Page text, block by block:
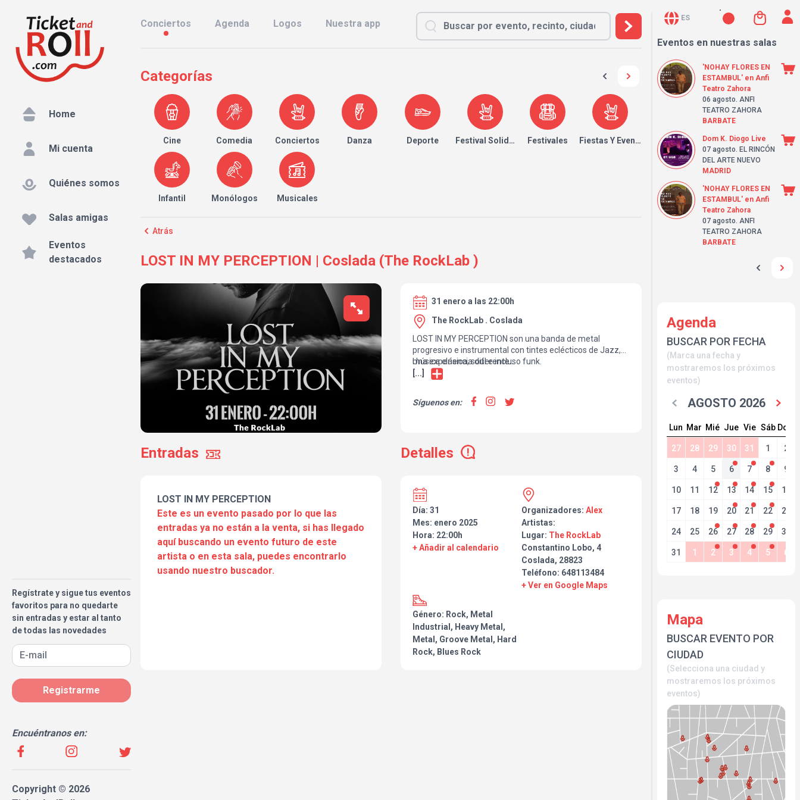
Home
Mi cuenta
Quiénes somos
Salas amigas
Eventos
destacados
Regístrate y sigue tus eventos
favoritos para no quedarte
sin entradas y estar al tanto
de todas las novedades
Registrarme
Encuéntranos en:
Copyright © 2026
Conciertos Agenda Logos Nuestra app
Categorías
Cine Comedia Conciertos Danza Deporte Festival Solidario Festivales Fiestas Y Eventos
Infantil Monólogos Musicales
Atrás
LOST IN MY PERCEPTION | Coslada (The RockLab )
31 enero a las 22:00h
The RockLab . Coslada
LOST IN MY PERCEPTION son una banda de metal
progresivo e instrumental con tintes eclécticos de Jazz,
música clásica, soul e incluso funk.
Una experiencia diferente...
[...]
Síguenos en:
Entradas Detalles
LOST IN MY PERCEPTION
Este es un evento pasado por lo que las
entradas ya no están a la venta, si has llegado
aquí buscando un evento futuro de este
artista o en esta sala, puedes encontrarlo
usando nuestro buscador.
Día: 31
Mes: enero 2025
Hora: 22:00h
+ Añadir al calendario
Organizadores: Alex
Artistas:
Lugar: The RockLab
Constantino Lobo, 4
Coslada, 28823
Teléfono: 648113484
+ Ver en Google Maps
Género: Rock, Metal
Industrial, Heavy Metal,
Metal, Groove Metal, Hard
Rock, Blues Rock
ES
Eventos en nuestras salas
'NOHAY FLORES EN
ESTAMBUL' en Anfi
Teatro Zahora
06 agosto. ANFI
TEATRO ZAHORA
BARBATE
Dom K. Diogo Live
07 agosto. EL RINCÓN
DEL ARTE NUEVO
MADRID
'NOHAY FLORES EN
ESTAMBUL' en Anfi
Teatro Zahora
07 agosto. ANFI
TEATRO ZAHORA
BARBATE
Agenda
BUSCAR POR FECHA
(Marca una fecha y
mostraremos los próximos
eventos)
AGOSTO 2026
Lun Mar Mié Jue Vie Sáb Dom
27 28 29 30 31 1 2
3 4 5 6 7 8 9
10 11 12 13 14 15 16
17 18 19 20 21 22 23
24 25 26 27 28 29 30
31 1 2 3 4 5 6
Mapa
BUSCAR EVENTO POR
CIUDAD
(Selecciona una ciudad y
mostraremos los próximos
eventos)